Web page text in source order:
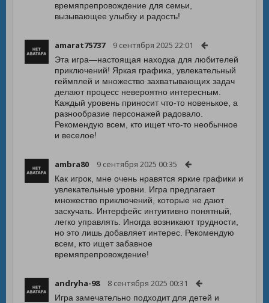
времяпрепровождение для семьи,
вызывающее улыбку и радость!
amarat75737 9 сентября 2025 22:01
Эта игра—настоящая находка для любителей
приключений! Яркая графика, увлекательный
геймплей и множество захватывающих задач
делают процесс невероятно интересным.
Каждый уровень приносит что-то новенькое, а
разнообразие персонажей радовало.
Рекомендую всем, кто ищет что-то необычное
и веселое!
ambra80 9 сентября 2025 00:35
Как игрок, мне очень нравятся яркие графики и
увлекательные уровни. Игра предлагает
множество приключений, которые не дают
заскучать. Интерфейс интуитивно понятный,
легко управлять. Иногда возникают трудности,
но это лишь добавляет интерес. Рекомендую
всем, кто ищет забавное
времяпрепровождение!
andryha-98 8 сентября 2025 00:31
Игра замечательно подходит для детей и